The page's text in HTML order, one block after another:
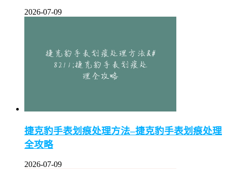
2026-07-09
捷克豹手表划痕处理方法–捷克豹手表划痕处理
全攻略
2026-07-09